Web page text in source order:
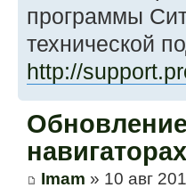
программы
технической
http://
навигаторах
Imam » 10 авг